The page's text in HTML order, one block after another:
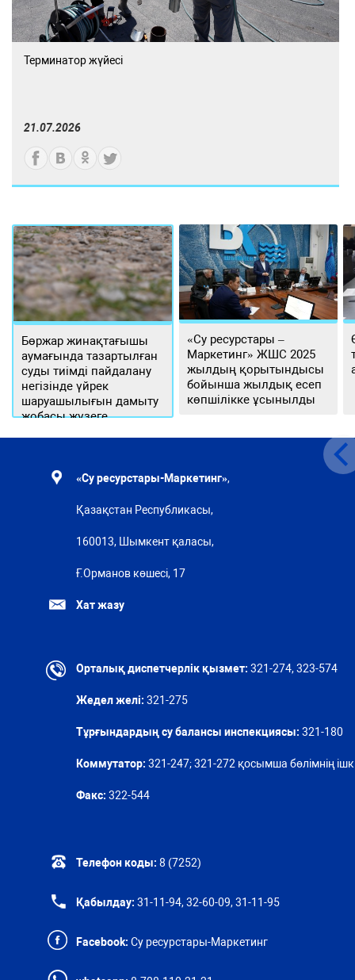
Терминатор жүйесі
21.07.2026
Бөржар жинақтағышы
аумағында тазартылған
суды тиімді пайдалану
негізінде үйрек
шаруашылығын дамыту
жобасы жүзеге
«Су ресурстары –
Маркетинг» ЖШС 2025
жылдың қорытындысы
бойынша жылдық есеп
көпшілікке ұсынылды
«Су ресурстары-Маркетинг»,
Қазақстан Республикасы,
160013, Шымкент қаласы,
Ғ.Орманов көшесі, 17
Хат жазу
Орталық диспетчерлік қызмет: 321-274, 323-574
Жедел желі: 321-275
Тұрғындардың су балансы инспекциясы: 321-180
Коммутатор: 321-247; 321-272 қосымша бөлімнің ішкі
Факс: 322-544
Телефон коды: 8 (7252)
Қабылдау: 31-11-94, 32-60-09, 31-11-95
Facebook: Су ресурстары-Маркетинг